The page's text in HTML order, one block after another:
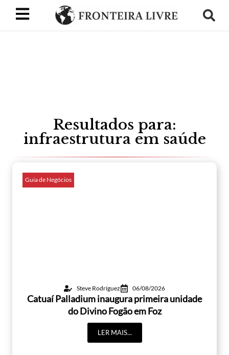
Resultados para:
infraestrutura em saúde
Guia de Negócios
Steve Rodríguez 06/08/2026
Catuaí Palladium inaugura primeira unidade
do Divino Fogão em Foz
LER MAIS...